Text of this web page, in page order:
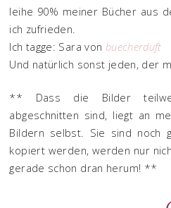
leihe 90% meiner Bücher aus
ich zufrieden.
Ich tagge: Sara von buecherduft
Und natürlich sonst jeden, der
** Dass die Bilder
abgeschnitten sind, liegt an
Bildern selbst. Sie sind noch
kopiert werden, werden nur
gerade schon dran herum! **